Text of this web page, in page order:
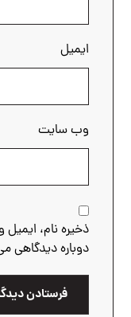
ایمیل
وب‌ سایت
ذخیره نام،
دوباره دیدگاهی
فرستادن